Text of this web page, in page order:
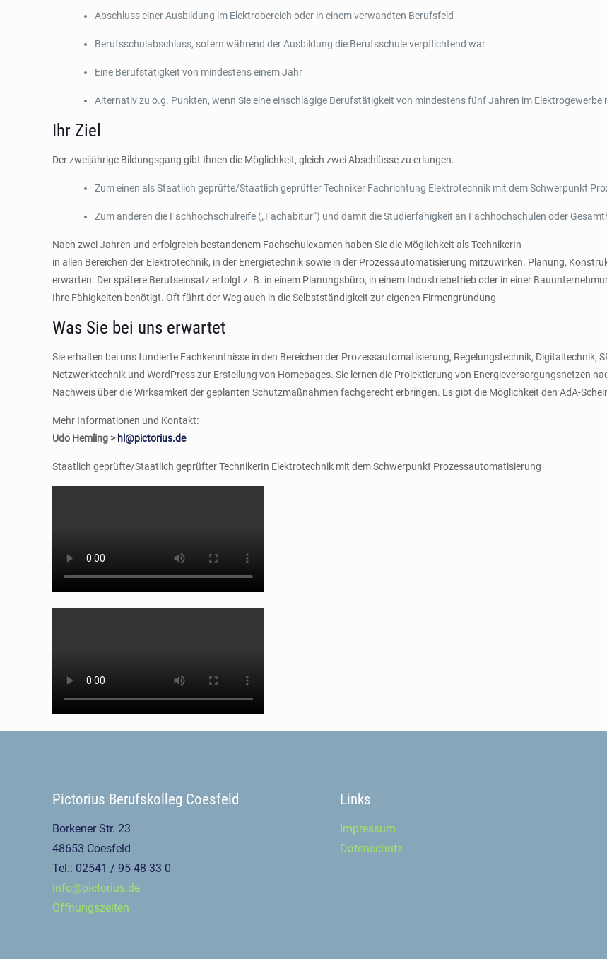
Abschluss einer Ausbildung im Elektrobereich oder in einem verwandten Berufsfeld
Berufsschulabschluss, sofern während der Ausbildung die Berufsschule verpflichtend war
Eine Berufstätigkeit von mindestens einem Jahr
Alternativ zu o.g. Punkten, wenn Sie eine einschlägige Berufstätigkeit von mindestens fünf Jahren im Elektrogewerbe
Ihr Ziel
Der zweijährige Bildungsgang gibt Ihnen die Möglichkeit, gleich zwei Abschlüsse zu erlangen.
Zum einen als Staatlich geprüfte/Staatlich geprüfter Techniker Fachrichtung Elektrotechnik mit dem Schwerpunkt
Zum anderen die Fachhochschulreife („Fachabitur“) und damit die Studierfähigkeit an Fachhochschulen oder
Nach zwei Jahren und erfolgreich bestandenem Fachschulexamen haben Sie die Möglichkeit als TechnikerIn
in allen Bereichen der Elektrotechnik, in der Energietechnik sowie in der Prozessautomatisierung mitzuwirken. Planung,
erwarten. Der spätere Berufseinsatz erfolgt z. B. in einem Planungsbüro, in einem Industriebetrieb oder in einer
Ihre Fähigkeiten benötigt. Oft führt der Weg auch in die Selbstständigkeit zur eigenen Firmengründung
Was Sie bei uns erwartet
Sie erhalten bei uns fundierte Fachkenntnisse in den Bereichen der Prozessautomatisierung, Regelungstechnik, Digitaltechnik,
Netzwerktechnik und WordPress zur Erstellung von Homepages. Sie lernen die Projektierung von Energieversorgungsnetzen
Nachweis über die Wirksamkeit der geplanten Schutzmaßnahmen fachgerecht erbringen. Es gibt die Möglichkeit den AdA-
Mehr Informationen und Kontakt:
Udo Hemling > hl@pictorius.de
Staatlich geprüfte/Staatlich geprüfter TechnikerIn Elektrotechnik mit dem Schwerpunkt Prozessautomatisierung
Pictorius Berufskolleg Coesfeld
Borkener Str. 23
48653 Coesfeld
Tel.: 02541 / 95 48 33 0
info@pictorius.de
Öffnungszeiten
Links
Impressum
Datenschutz